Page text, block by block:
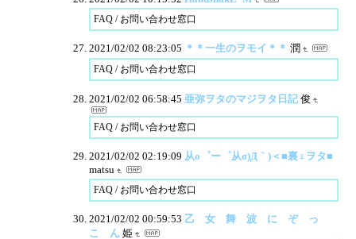
FAQ / お問い合わせ窓口
2021/02/02 08:23:05 ＊＊一生のヲモイ＊＊ 潤
FAQ / お問い合わせ窓口
2021/02/02 06:58:45 亜弥ヲタのマジヲタ日記 俊
FAQ / お問い合わせ窓口
2021/02/02 02:19:09 从o゜ー゜从σ)Д｀)＜■裏♀ヲタ■
matsu
FAQ / お問い合わせ窓口
2021/02/02 00:59:53 乙 女 舞 波 に ぞ っ
こ ん 姫